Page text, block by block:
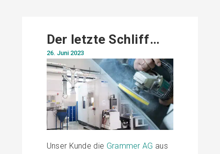
Der letzte Schliff…
26. Juni 2023
Unser Kunde die Grammer AG aus